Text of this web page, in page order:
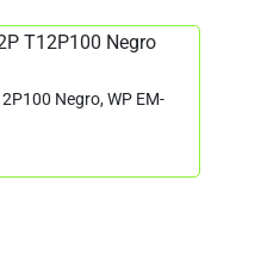
Negro, WP EM-